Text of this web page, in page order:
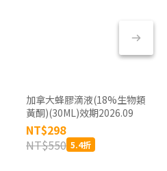
加拿大蜂膠滴液(18%生物類
黃酮)(30ML)效期2026.09
NT$298
NT$550 5.4折